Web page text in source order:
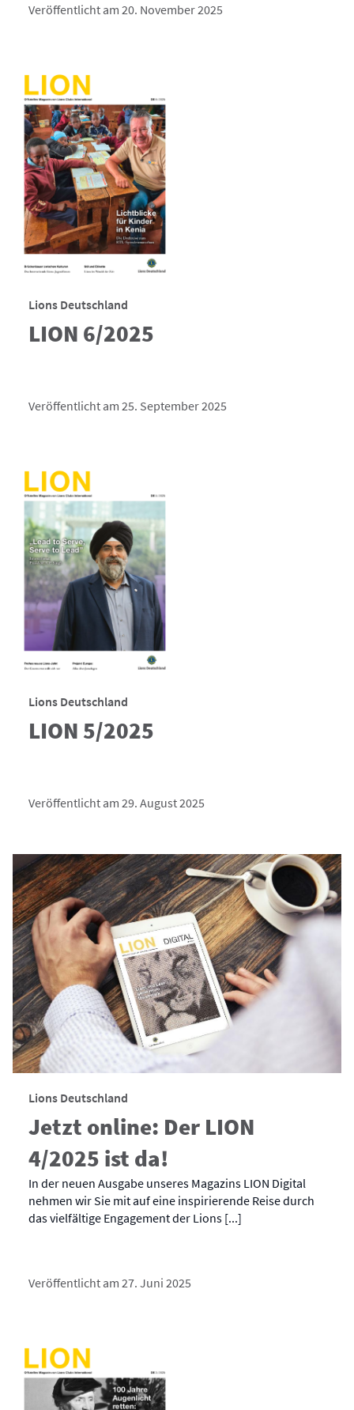
Veröffentlicht am 20. November 2025
Lions Deutschland
LION 6/2025
Veröffentlicht am 25. September 2025
Lions Deutschland
LION 5/2025
Veröffentlicht am 29. August 2025
Lions Deutschland
Jetzt online: Der LION
4/2025 ist da!
In der neuen Ausgabe unseres Magazins LION Digital
nehmen wir Sie mit auf eine inspirierende Reise durch
das vielfältige Engagement der Lions [...]
Veröffentlicht am 27. Juni 2025